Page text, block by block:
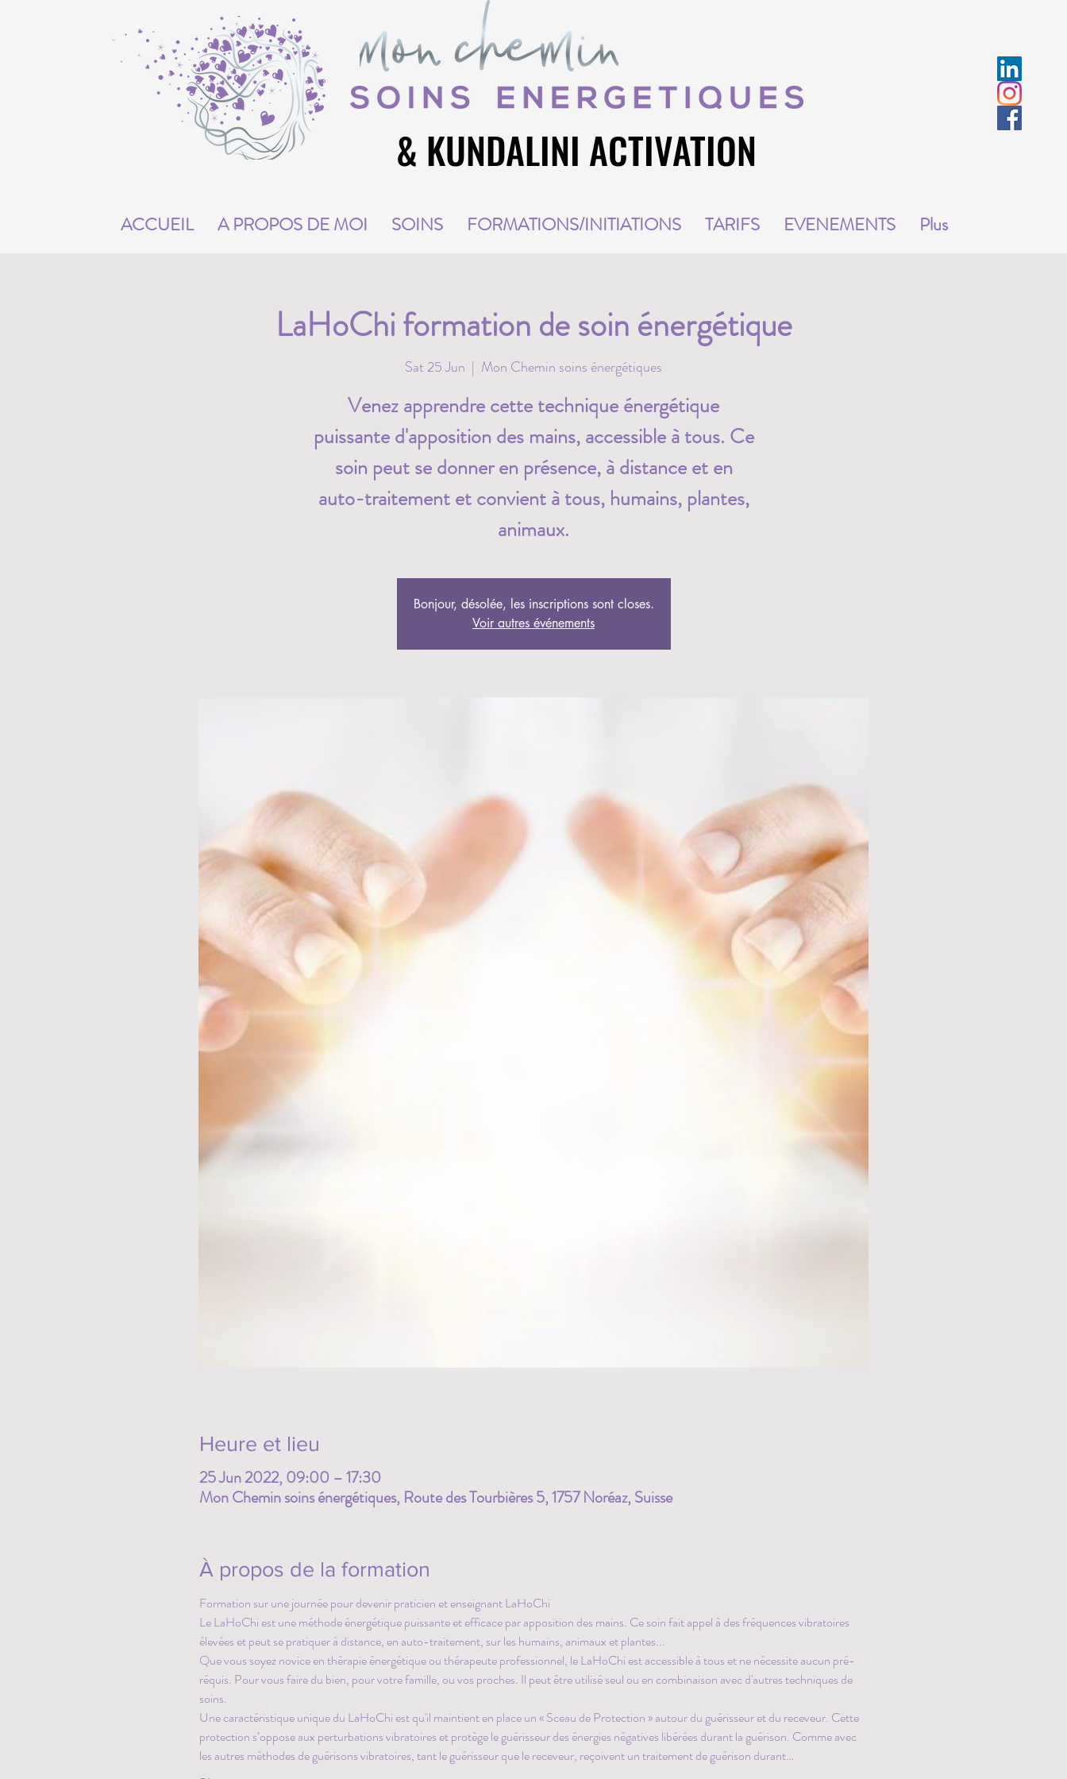
ACCUEIL A PROPOS DE MOI SOINS FORMATIONS/INITIATIONS TARIFS EVENEMENTS Plus
& KUNDALINI ACTIVATION
& KUNDALINI ACTIVATION
LaHoChi formation de soin énergétique
Sat 25 Jun
  |
Mon Chemin soins énergétiques
Venez apprendre cette technique énergétique
puissante d'apposition des mains, accessible à tous. Ce
soin peut se donner en présence, à distance et en
auto-traitement et convient à tous, humains, plantes,
animaux.
Bonjour, désolée, les inscriptions sont closes.
Voir autres événements
Heure et lieu
25 Jun 2022, 09:00 – 17:30
Mon Chemin soins énergétiques, Route des Tourbières 5, 1757 Noréaz, Suisse
À propos de la formation
Formation sur une journée pour devenir praticien et enseignant LaHoChi
Le LaHoChi est une méthode énergétique puissante et efficace par apposition des mains. Ce soin fait appel à des fréquences vibratoires
élevées et peut se pratiquer à distance, en auto-traitement, sur les humains, animaux et plantes...
Que vous soyez novice en thérapie énergétique ou thérapeute professionnel, le LaHoChi est accessible à tous et ne nécessite aucun pré-
réquis. Pour vous faire du bien, pour votre famille, ou vos proches. Il peut être utilisé seul ou en combinaison avec d'autres techniques de
soins.
Une caractéristique unique du LaHoChi est qu'il maintient en place un « Sceau de Protection » autour du guérisseur et du receveur. Cette
protection s’oppose aux perturbations vibratoires et protège le guérisseur des énergies négatives libérées durant la guérison. Comme avec
les autres méthodes de guérisons vibratoires, tant le guérisseur que le receveur, reçoivent un traitement de guérison durant…